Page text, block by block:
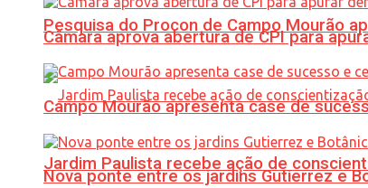
Pesquisa do Procon de Campo Mourão
Jardim Paulista recebe ação de
Câmara aprova abertura de CPI para
Campo Mourão apresenta case de
Nova ponte entre os jardins Gutierrez e